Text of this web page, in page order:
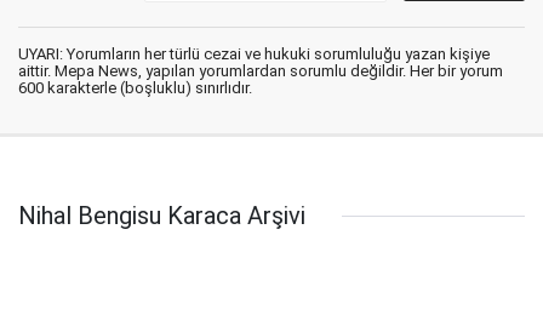
UYARI: Yorumların her türlü cezai ve hukuki sorumluluğu yazan kişiye
aittir. Mepa News, yapılan yorumlardan sorumlu değildir. Her bir yorum
600 karakterle (boşluklu) sınırlıdır.
Nihal Bengisu Karaca Arşivi